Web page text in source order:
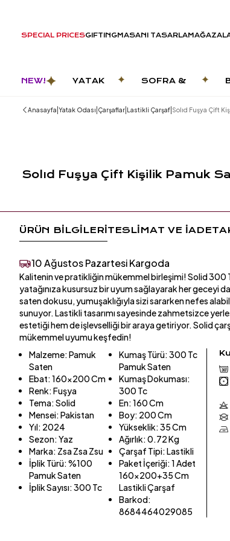
SPECIAL PRICESGIFTINGMASANI TASARLA
NEW!
YATAK
SOFRA &
Anasayfa Yatak Odası Çarşaflar Lastikli Çarşaf Solıd Fuşya Çift
Solıd Fuşya Çift Kişilik Pamuk
ÜRÜN BİLGİLERİTESLİMAT VE İADE
10 Ağustos Pazartesi Kargoda
Kalitenin ve pratikliğin mükemmel birleşimi! Solid
yatağınıza kusursuz bir uyum sağlayarak her geceyi
saten dokusu, yumuşaklığıyla sizi sararken nefes
sunuyor. Lastikli tasarımı sayesinde zahmetsizce
estetiği hem de işlevselliği bir araya getiriyor. Solid
mükemmel uyumu keşfedin!
Malzeme:Pamuk
Saten
Ebat:160x200 Cm
Renk:Fuşya
Tema:Solid
Mensei:Pakistan
Yıl: 2024
Sezon:Yaz
Marka: Zsa Zsa Zsu
İplik Türü:%100
Pamuk Saten
İplik Sayısı:300 Tc
Kumaş Türü:300 Tc
Pamuk Saten
Kumaş Dokuması:
300 Tc
En:160 Cm
Boy: 200 Cm
Yükseklik:35 Cm
Ağırlık:0.72 Kg
Çarşaf Tipi:Lastikli
Paket İçeriği:1 Adet
160x200+35 Cm
Lastikli Çarşaf
Barkod:
8684464029085